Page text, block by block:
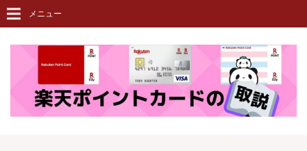
メニュー